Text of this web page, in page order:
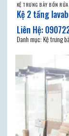
KỆ TRƯNG BÀY BỒN
Kệ 2 tầng
Danh mục: Kệ trưng